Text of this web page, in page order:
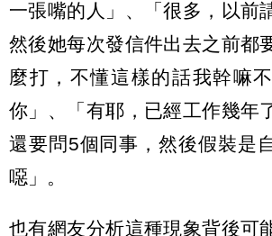
一張嘴的人」、「很多，以前
然後她每次發信件出去之前都
麼打，不懂這樣的話我幹嘛
你」、「有耶，已經工作幾年
還要問5個同事，然後假裝是
噁」。
也有網友分析這種現象背後可